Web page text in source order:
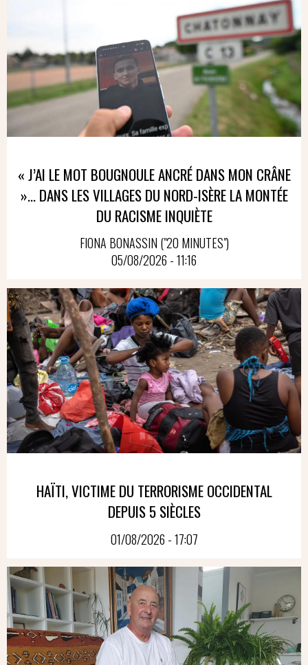
« J’AI LE MOT BOUGNOULE ANCRÉ DANS MON CRÂNE
»… DANS LES VILLAGES DU NORD-ISÈRE LA MONTÉE
DU RACISME INQUIÈTE
FIONA BONASSIN ("20 MINUTES")
05/08/2026 - 11:16
HAÏTI, VICTIME DU TERRORISME OCCIDENTAL
DEPUIS 5 SIÈCLES
01/08/2026 - 17:07